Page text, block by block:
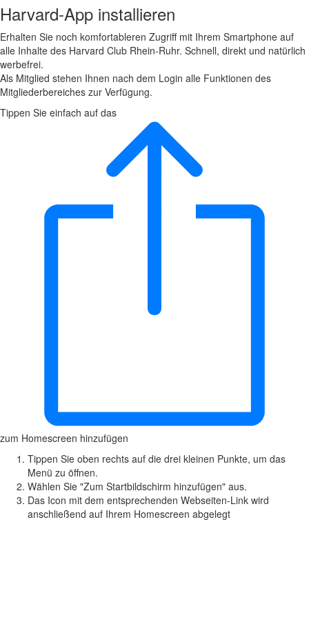
Harvard-App installieren
Erhalten Sie noch komfortableren Zugriff mit Ihrem Smartphone auf
alle Inhalte des Harvard Club Rhein-Ruhr. Schnell, direkt und natürlich
werbefrei.
Als Mitglied stehen Ihnen nach dem Login alle Funktionen des
Mitgliederbereiches zur Verfügung.
Tippen Sie einfach auf das
zum Homescreen hinzufügen
Tippen Sie oben rechts auf die drei kleinen Punkte, um das
Menü zu öffnen.
Wählen Sie "Zum Startbildschirm hinzufügen" aus.
Das Icon mit dem entsprechenden Webseiten-Link wird
anschließend auf Ihrem Homescreen abgelegt